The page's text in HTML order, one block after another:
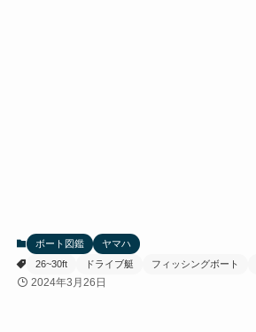
ボート図鑑
ヤマハ
26~30ft
ドライブ艇 フィッシングボート
2024年3月26日